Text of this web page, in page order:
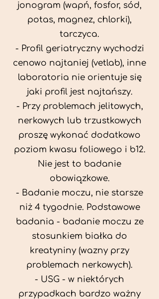
jonogram (wapń, fosfor, sód,
potas, magnez, chlorki),
tarczyca.
- Profil geriatryczny wychodzi
cenowo najtaniej (vetlab), inne
laboratoria nie orientuje się
jaki profil jest najtańszy.
- Przy problemach jelitowych,
nerkowych lub trzustkowych
proszę wykonać dodatkowo
poziom kwasu foliowego i b12.
Nie jest to badanie
obowiązkowe.
- Badanie moczu, nie starsze
niż 4 tygodnie. Podstawowe
badania - badanie moczu ze
stosunkiem białka do
kreatyniny (wazny przy
problemach nerkowych).
- USG - w niektórych
przypadkach bardzo ważny